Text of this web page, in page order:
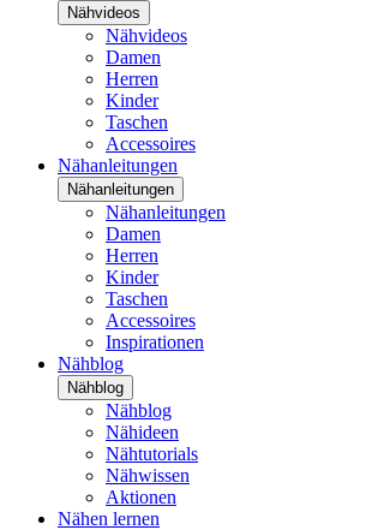
Nähvideos
Nähvideos
Damen
Herren
Kinder
Taschen
Accessoires
Nähanleitungen
Nähanleitungen
Nähanleitungen
Damen
Herren
Kinder
Taschen
Accessoires
Inspirationen
Nähblog
Nähblog
Nähblog
Nähideen
Nähtutorials
Nähwissen
Aktionen
Nähen lernen